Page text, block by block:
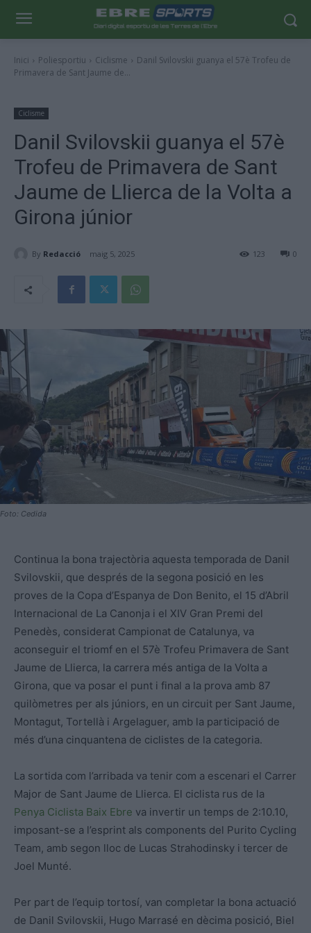
Inici Poliesportiu Ciclisme
Danil Svilovskii guanya el 57è Trofeu de
Primavera de Sant Jaume de...
Ciclisme
Danil Svilovskii guanya el 57è
Trofeu de Primavera de Sant
Jaume de Llierca de la Volta a
Girona júnior
By Redacció maig 5, 2025 0
123
Foto: Cedida
Continua la bona trajectòria aquesta temporada de Danil
Svilovskii, que després de la segona posició en les
proves de la Copa d’Espanya de Don Benito, el 15 d’Abril
Internacional de La Canonja i el XIV Gran Premi del
Penedès, considerat Campionat de Catalunya, va
aconseguir el triomf en el 57è Trofeu Primavera de Sant
Jaume de Llierca, la carrera més antiga de la Volta a
Girona, que va posar el punt i final a la prova amb 87
quilòmetres per als júniors, en un circuit per Sant Jaume,
Montagut, Tortellà i Argelaguer, amb la participació de
més d’una cinquantena de ciclistes de la categoria.
La sortida com l’arribada va tenir com a escenari el Carrer
Major de Sant Jaume de Llierca. El ciclista rus de la
Penya Ciclista Baix Ebre va invertir un temps de 2:10.10,
imposant-se a l’esprint als components del Purito Cycling
Team, amb segon lloc de Lucas Strahodinsky i tercer de
Joel Munté.
Per part de l’equip tortosí, van completar la bona actuació
de Danil Svilovskii, Hugo Marrasé en dècima posició, Biel